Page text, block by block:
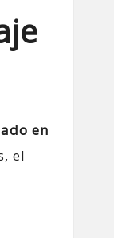
en
el